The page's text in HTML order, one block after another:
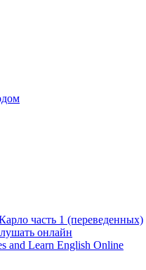
часть 1 (переведенных)
онлайн
and Learn English Online